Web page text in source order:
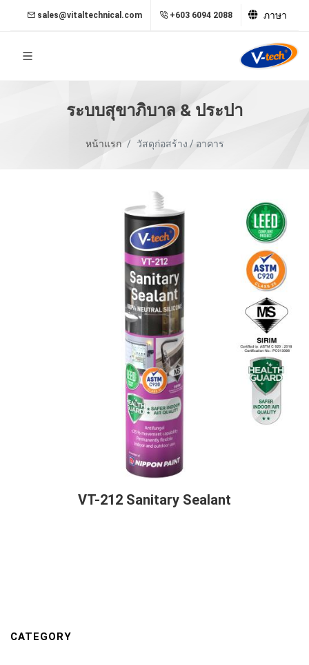
sales@vitaltechnical.com +603 6094 2088 ภาษา
ระบบสุขาภิบาล & ประปา
หน้าแรก วัสดุก่อสร้าง / อาคาร
VT-212 Sanitary Sealant
CATEGORY